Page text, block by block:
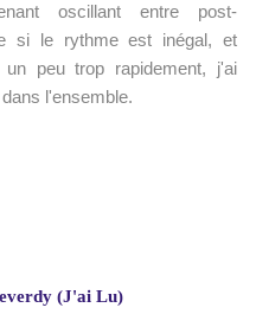
oscillant entre post-
si le rythme est inégal, et
peu trop rapidement, j'ai
l'ensemble.
(J'ai Lu)